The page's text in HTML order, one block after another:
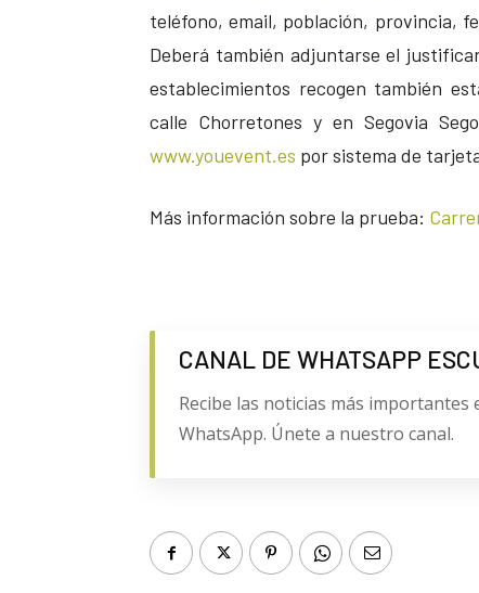
teléfono, email, población, provincia,
Deberá también adjuntarse el
establecimientos recogen también
calle Chorretones y en Segovia
www.youevent.es por sistema de
Más información sobre la prueba:
CANAL DE WHATSAPP
Recibe las noticias más
WhatsApp. Únete a nuestro canal.